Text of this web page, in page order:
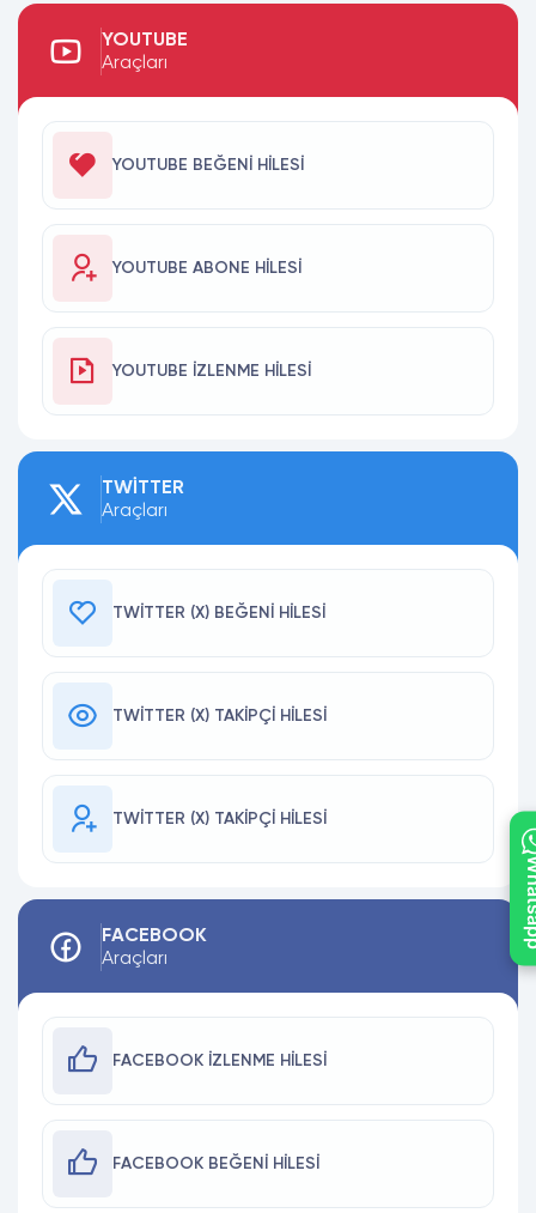
YOUTUBE
Araçları
YOUTUBE BEĞENI HILESI
YOUTUBE ABONE HILESI
YOUTUBE İZLENME HILESI
TWITTER
Araçları
TWITTER (X) BEĞENI HILESI
TWITTER (X) TAKIPÇI HILESI
TWITTER (X) TAKIPÇI HILESI
FACEBOOK
Araçları
FACEBOOK İZLENME HILESI
FACEBOOK BEĞENI HILESI